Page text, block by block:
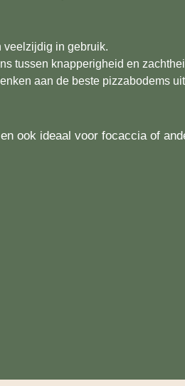
veelzijdig in gebruik.
tussen knapperigheid en
aan de beste pizzabodems
ook ideaal voor focaccia of